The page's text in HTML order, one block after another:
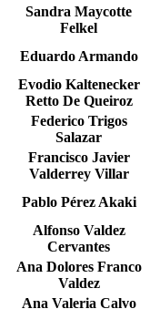
María Lucila Osorio
Andrade
Martha Isabel
Arévalo Luna
Sandra Maycotte
Felkel
Eduardo Armando
Evodio Kaltenecker
Retto De Queiroz
Federico Trigos
Salazar
Francisco Javier
Valderrey Villar
Pablo Pérez Akaki
Alfonso Valdez
Cervantes
Ana Dolores Franco
Valdez
Ana Valeria Calvo